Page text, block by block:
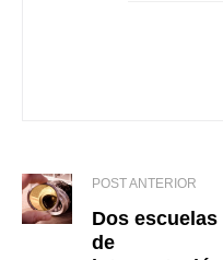
POST ANTERIOR
Dos escuelas
de